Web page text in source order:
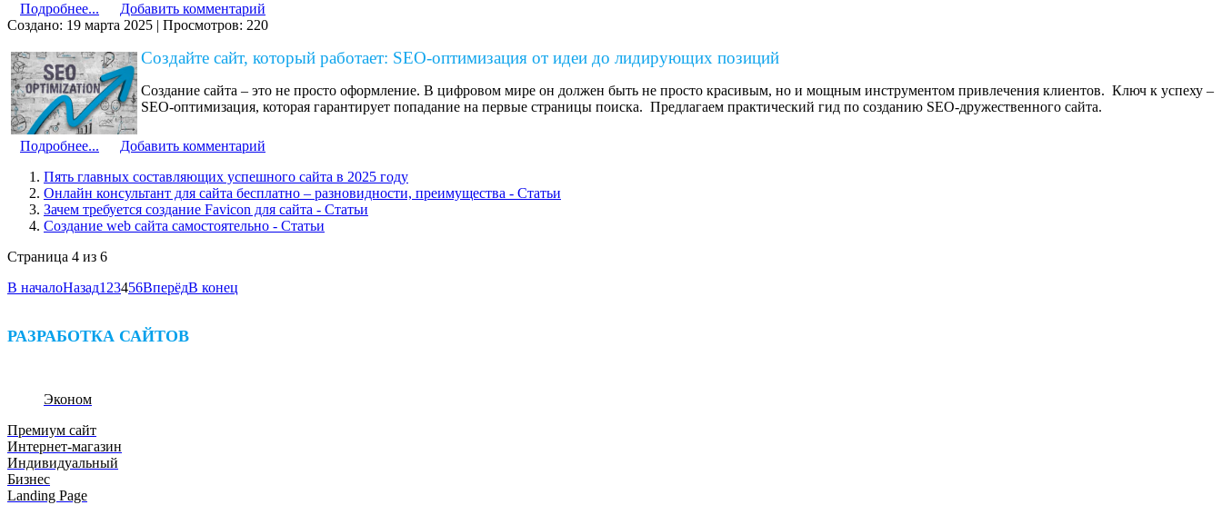
Подробнее...
Добавить комментарий
Создано: 19 марта 2025
Просмотров: 220
Создайте сайт, который работает: SEO-оптимизация от идеи до лидирующих позиций
Создание сайта – это не просто оформление. В цифровом мире он должен быть не просто красивым, но и мощным инструментом привлечения клиентов. Ключ к успеху –
SEO-оптимизация, которая гарантирует попадание на первые страницы поиска. Предлагаем практический гид по созданию SEO-дружественного сайта.
Подробнее...
Добавить комментарий
Пять главных составляющих успешного сайта в 2025 году
Онлайн консультант для сайта бесплатно – разновидности, преимущества - Статьи
Зачем требуется создание Favicon для сайта - Cтатьи
Создание web сайта самостоятельно - Статьи
Страница 4 из 6
В началоНазад123456ВперёдВ конец
РАЗРАБОТКА САЙТОВ
Эконом
Премиум сайт
Интернет-магазин
Индивидуальный
Бизнес
Landing Page